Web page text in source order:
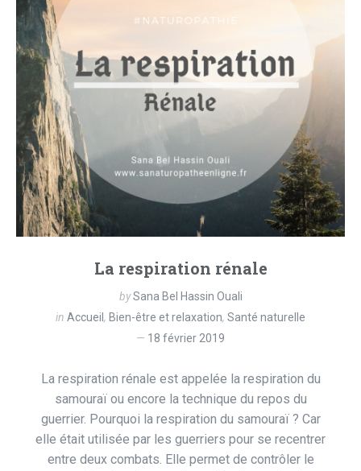
La respiration rénale
bySana Bel Hassin Ouali
in Accueil , Bien-être et relaxation, Santé naturelle
18 février 2019
La respiration rénale est appelée la respiration du
samouraï ou encore la technique du repos du
guerrier. Pourquoi la respiration du samouraï ? Car
elle était utilisée par les guerriers pour se recentrer
entre deux combats. Elle permet de contrôler le